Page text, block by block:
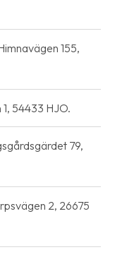
155,
54433 HJO.
79,
2, 26675